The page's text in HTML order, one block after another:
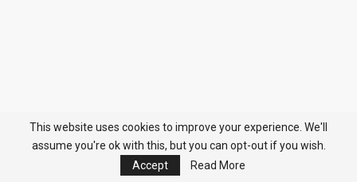
This website uses cookies to improve your experience. We'll
assume you're ok with this, but you can opt-out if you wish.
Accept
Read More